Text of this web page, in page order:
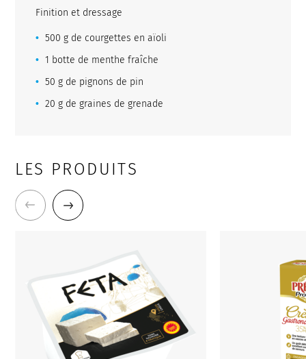
Finition et dressage
500 g de courgettes en aïoli
1 botte de menthe fraîche
50 g de pignons de pin
20 g de graines de grenade
LES PRODUITS